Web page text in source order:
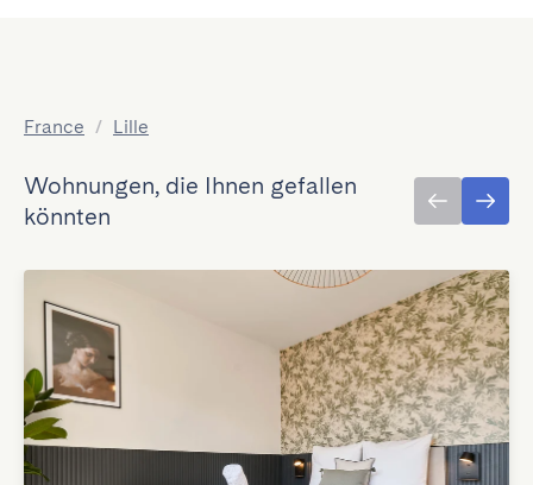
France / Lille
Wohnungen, die Ihnen gefallen
könnten